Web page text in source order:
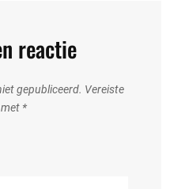
reactie
gepubliceerd. Vereiste
*